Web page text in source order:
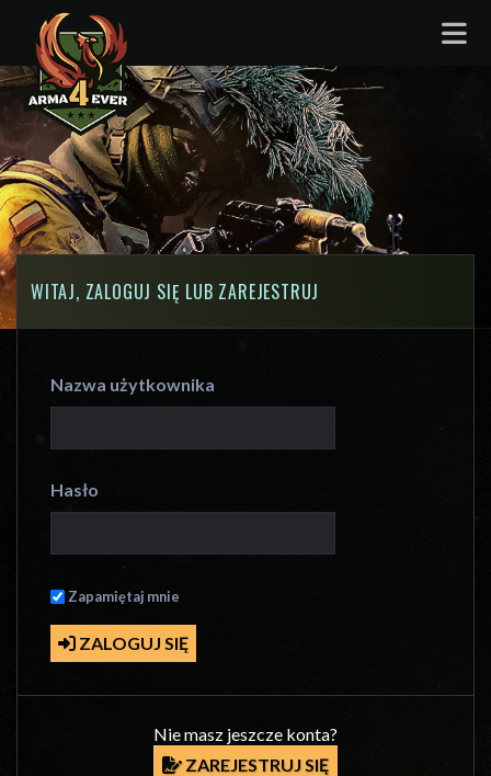
WITAJ, ZALOGUJ SIĘ LUB ZAREJESTRUJ
Nazwa użytkownika
Hasło
Zapamiętaj mnie
ZALOGUJ SIĘ
Nie masz jeszcze konta?
ZAREJESTRUJ SIĘ